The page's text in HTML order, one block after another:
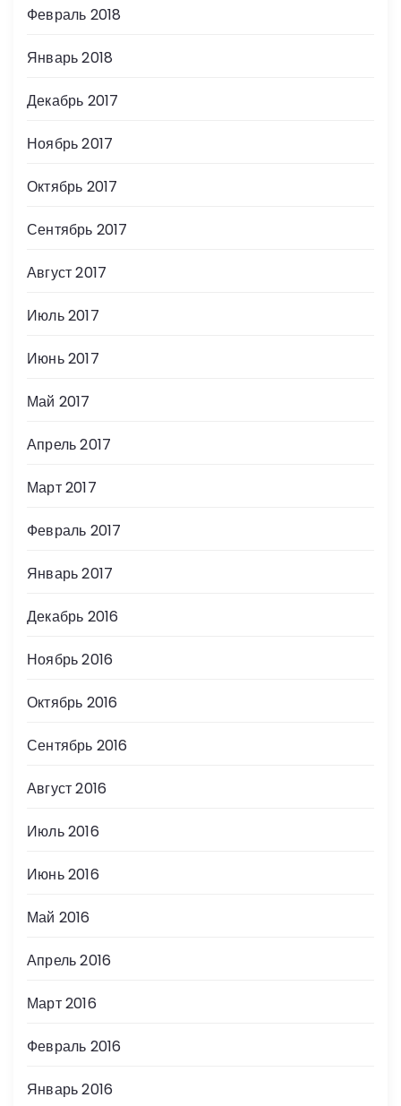
Февраль 2018
Январь 2018
Декабрь 2017
Ноябрь 2017
Октябрь 2017
Сентябрь 2017
Август 2017
Июль 2017
Июнь 2017
Май 2017
Апрель 2017
Март 2017
Февраль 2017
Январь 2017
Декабрь 2016
Ноябрь 2016
Октябрь 2016
Сентябрь 2016
Август 2016
Июль 2016
Июнь 2016
Май 2016
Апрель 2016
Март 2016
Февраль 2016
Январь 2016